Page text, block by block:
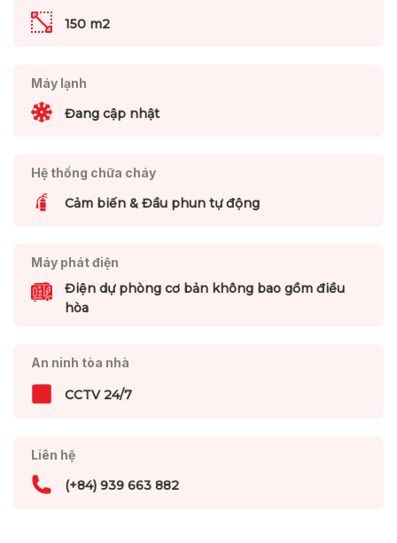
150 m2
Máy lạnh
Đang cập nhật
Hệ thống chữa cháy
Cảm biến & Đầu phun tự động
Máy phát điện
Điện dự phòng cơ bản không bao gồm điều
hòa
An ninh tòa nhà
CCTV 24/7
Liên hệ
(+84) 939 663 882